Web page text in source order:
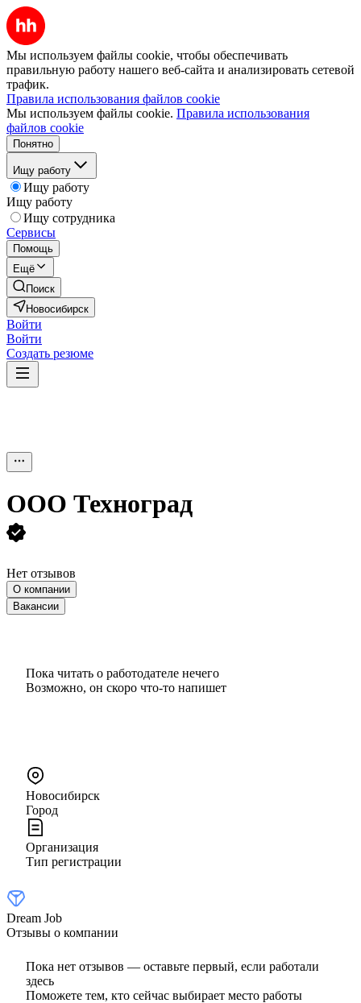
Мы используем файлы cookie, чтобы обеспечивать
правильную работу нашего веб-сайта и анализировать сетевой
трафик.
Правила использования файлов cookie
Мы используем файлы cookie. Правила использования
файлов cookie
Понятно
Ищу работу
Ищу работу
Ищу работу
Ищу сотрудника
Сервисы
Помощь
Ещё
Поиск
Новосибирск
Войти
Войти
Создать резюме
ООО Техноград
Нет отзывов
О компании
Вакансии
Пока читать о работодателе нечего
Возможно, он скоро что‑то напишет
Новосибирск
Город
Организация
Тип регистрации
Dream Job
Отзывы о компании
Пока нет отзывов — оставьте первый, если работали
здесь
Поможете тем, кто сейчас выбирает место работы